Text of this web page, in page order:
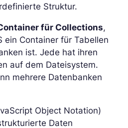
Struktur.
für Collections,
ein Container für Tabellen
ist. Jede hat ihren
auf dem Dateisystem.
mehrere Datenbanken
Object Notation)
Daten